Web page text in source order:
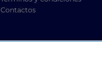
Contactos